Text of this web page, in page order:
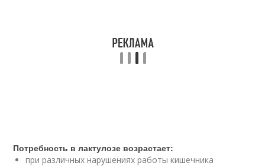
Потребность в лактулозе возрастает:
при различных нарушениях работы кишечника